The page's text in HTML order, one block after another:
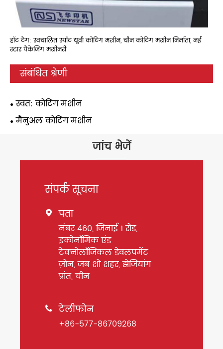
हॉट टैग: स्वचालित स्पॉट यूवी कोटिंग मशीन, चीन कोटिंग मशीन निर्माता, नई
स्टार पैकेजिंग मशीनरी
संबंधित श्रेणी
स्वत: कोटिंग मशीन
मैनुअल कोटिंग मशीन
जांच भेजें
संपर्क सूचना
 पता
नंबर 460, जिनाई 1 रोड,
इकोनॉमिक एंड
टेक्नोलॉजिकल डेवलपमेंट
ज़ोन, जब शो शहर, झेजियांग
प्रांत, चीन
 टेलीफोन
+86-577-86709268